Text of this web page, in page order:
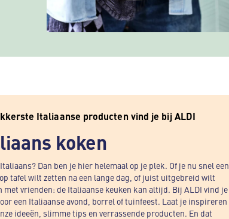
Italiaanse producten vind je bij ALDI
koken
Dan ben je hier helemaal op je plek. Of je nu snel een
tafel wilt zetten na een lange dag, of juist uitgebreid wilt
met vrienden: de Italiaanse keuken kan altijd. Bij ALDI vind je
een Italiaanse avond, borrel of tuinfeest. Laat je inspireren
ideeën, slimme tips en verrassende producten. En dat